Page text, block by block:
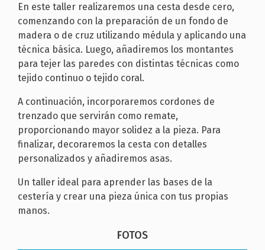
En este taller realizaremos una cesta desde cero,
comenzando con la preparación de un fondo de
madera o de cruz utilizando médula y aplicando una
técnica básica. Luego, añadiremos los montantes
para tejer las paredes con distintas técnicas como
tejido continuo o tejido coral.
A continuación, incorporaremos cordones de
trenzado que servirán como remate,
proporcionando mayor solidez a la pieza. Para
finalizar, decoraremos la cesta con detalles
personalizados y añadiremos asas.
Un taller ideal para aprender las bases de la
cestería y crear una pieza única con tus propias
manos.
FOTOS